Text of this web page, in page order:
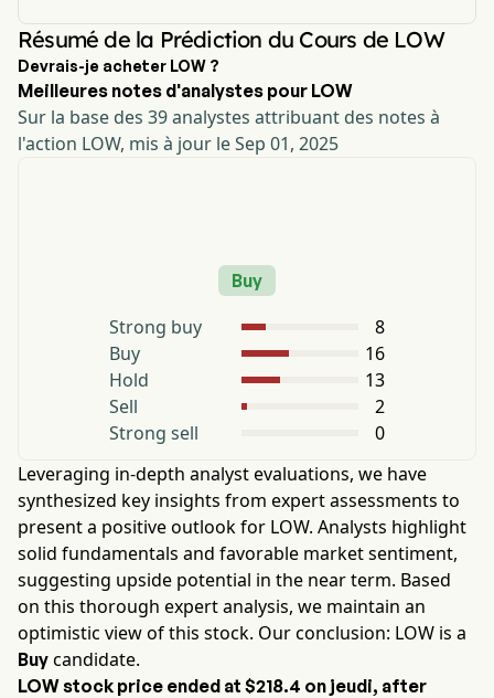
Résumé de la Prédiction du Cours de LOW
Devrais-je acheter LOW ?
Meilleures notes d'analystes pour LOW
Sur la base des 39 analystes attribuant des notes à
l'action LOW, mis à jour le Sep 01, 2025
Buy
Strong buy
8
Buy
16
Hold
13
Sell
2
Strong sell
0
Leveraging in-depth analyst evaluations, we have
synthesized key insights from expert assessments to
present a positive outlook for LOW. Analysts highlight
solid fundamentals and favorable market sentiment,
suggesting upside potential in the near term. Based
on this thorough expert analysis, we maintain an
optimistic view of this stock. Our conclusion: LOW is a
Buy candidate.
LOWstock price ended at $218.4 on jeudi, after